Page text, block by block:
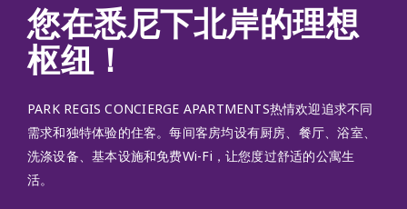
您在悉尼下北岸的理想
枢纽！
PARK REGIS CONCIERGE APARTMENTS热情欢迎追求不同
需求和独特体验的住客。每间客房均设有厨房、餐厅、浴室、
洗涤设备、基本设施和免费Wi-Fi，让您度过舒适的公寓生
活。